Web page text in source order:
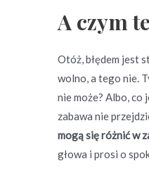
A czym
Otóż, błędem jest
wolno, a tego nie.
nie może? Albo,
zabawa nie
mogą się różnić w
głowa i prosi o